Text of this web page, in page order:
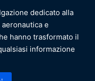
dedicato alla
e
hanno trasformato il
informazione